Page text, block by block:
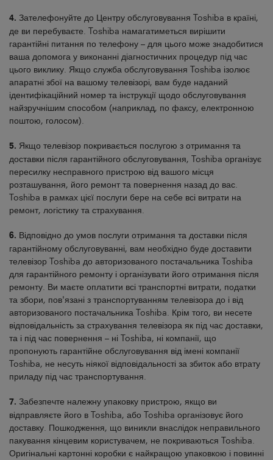
4. Зателефонуйте до Центру обслуговування Toshiba в країні,
де ви перебуваєте. Toshiba намагатиметься вирішити
гарантійні питання по телефону – для цього може знадобитися
ваша допомога у виконанні діагностичних процедур під час
цього виклику. Якщо служба обслуговування Toshiba ізолює
апаратні збої на вашому телевізорі, вам буде наданий
ідентифікаційний номер та інструкції щодо обслуговування
найзручнішим способом (наприклад, по факсу, електронною
поштою, голосом).
5. Якщо телевізор покривається послугою з отримання та
доставки після гарантійного обслуговування, Toshiba організує
пересилку несправного пристрою від вашого місця
розташування, його ремонт та повернення назад до вас.
Toshiba в рамках цієї послуги бере на себе всі витрати на
ремонт, логістику та страхування.
6. Відповідно до умов послуги отримання та доставки після
гарантійному обслуговуванні, вам необхідно буде доставити
телевізор Toshiba до авторизованого постачальника Toshiba
для гарантійного ремонту і організувати його отримання після
ремонту. Ви маєте оплатити всі транспортні витрати, податки
та збори, пов'язані з транспортуванням телевізора до і від
авторизованого постачальника Toshiba. Крім того, ви несете
відповідальність за страхування телевізора як під час доставки,
та і під час повернення – ні Toshiba, ні компанії, що
пропонують гарантійне обслуговування від імені компанії
Toshiba, не несуть ніякої відповідальності за збиток або втрату
приладу під час транспортування.
7. Забезпечте належну упаковку пристрою, якщо ви
відправляєте його в Toshiba, або Toshiba організовує його
доставку. Пошкодження, що виникли внаслідок неправильного
пакування кінцевим користувачем, не покриваються Toshiba.
Оригінальні картонні коробки є найкращою упаковкою і повинні